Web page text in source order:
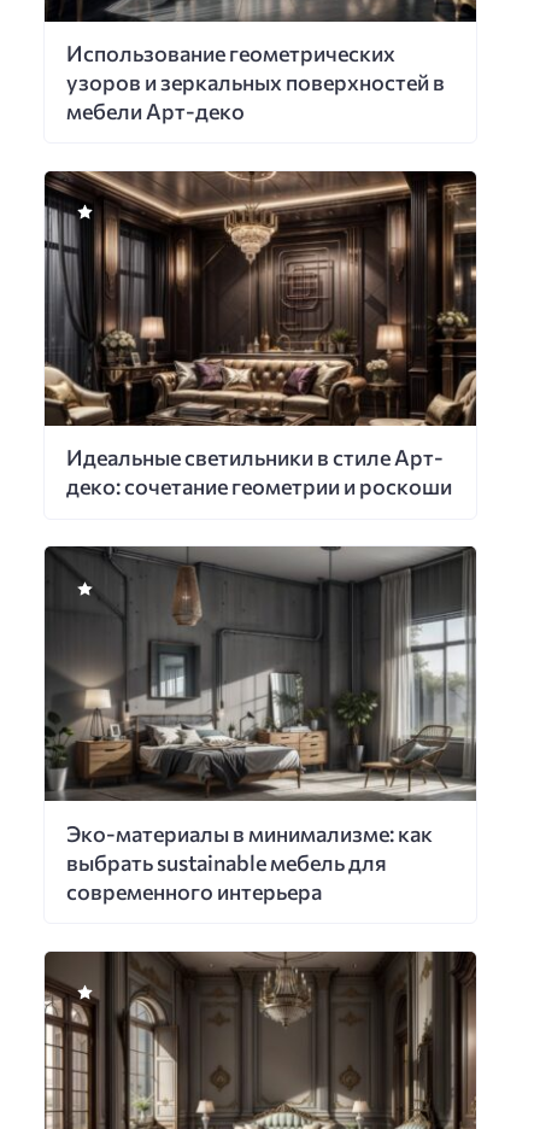
Использование геометрических
узоров и зеркальных поверхностей в
мебели Арт-деко
Идеальные светильники в стиле Арт-
деко: сочетание геометрии и роскоши
Эко-материалы в минимализме: как
выбрать sustainable мебель для
современного интерьера